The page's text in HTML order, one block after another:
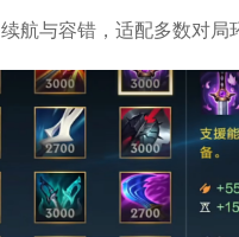
航与容错，适配多数对局